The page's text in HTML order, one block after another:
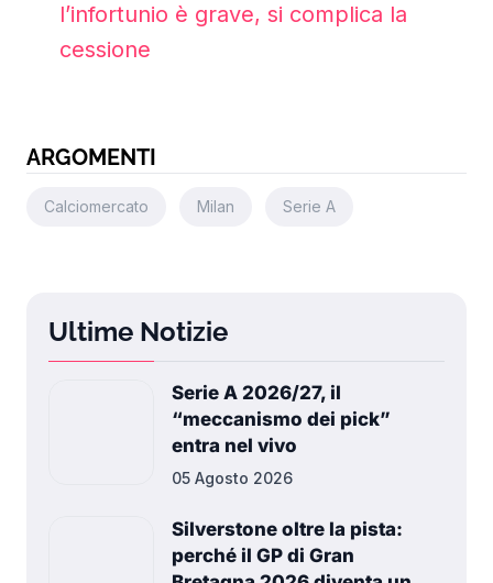
l’infortunio è grave, si complica la
cessione
ARGOMENTI
Calciomercato Milan Serie A
Ultime Notizie
Serie A 2026/27, il
“meccanismo dei pick”
entra nel vivo
05 Agosto 2026
Silverstone oltre la pista:
perché il GP di Gran